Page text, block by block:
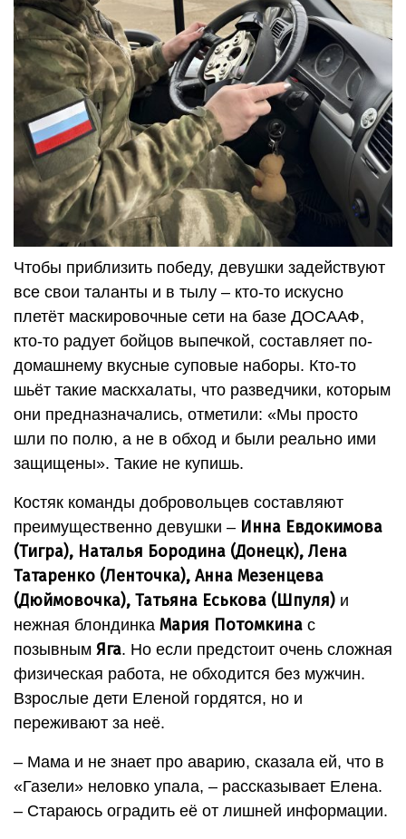
Чтобы приблизить победу, девушки задействуют
все свои таланты и в тылу – кто-то искусно
плетёт маскировочные сети на базе ДОСААФ,
кто-то радует бойцов выпечкой, составляет по-
домашнему вкусные суповые наборы. Кто-то
шьёт такие маскхалаты, что разведчики, которым
они предназначались, отметили: «Мы просто
шли по полю, а не в обход и были реально ими
защищены». Такие не купишь.
Костяк команды добровольцев составляют
преимущественно девушки – Инна Евдокимова
(Тигра), Наталья Бородина (Донецк), Лена
Татаренко (Ленточка), Анна Мезенцева
(Дюймовочка), Татьяна Еськова (Шпуля) и
нежная блондинка Мария Потомкина с
позывным Яга. Но если предстоит очень сложная
физическая работа, не обходится без мужчин.
Взрослые дети Еленой гордятся, но и
переживают за неё.
– Мама и не знает про аварию, сказала ей, что в
«Газели» неловко упала, – рассказывает Елена.
– Стараюсь оградить её от лишней информации.